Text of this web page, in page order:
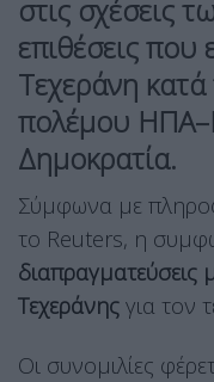
στις σχέσεις
επιθέσεις που
Τεχεράνη κατά
πολέμου
Δημοκρατία.
Σύμφωνα με
το Reuters, η
διαπραγματεύσεις
Τεχεράνης για τον
Οι συνομιλίες